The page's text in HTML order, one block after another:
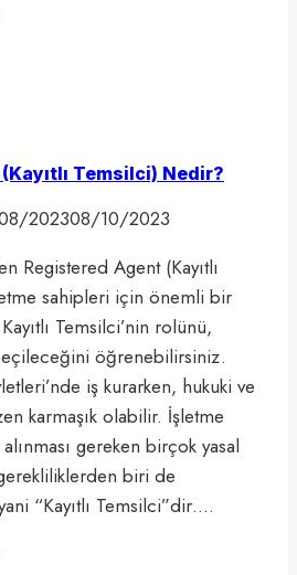
Temsilci) Nedir?
202308/10/2023
Registered Agent (Kayıtlı
sahipleri için önemli bir
Temsilci’nin rolünü,
öğrenebilirsiniz.
iş kurarken, hukuki ve
karmaşık olabilir. İşletme
gereken birçok yasal
biri de
“Kayıtlı Temsilci”dir….